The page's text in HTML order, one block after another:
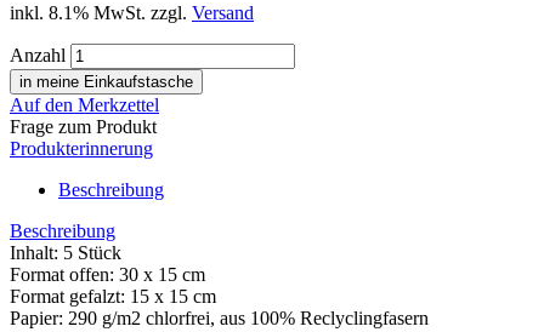
inkl. 8.1% MwSt. zzgl. Versand
Anzahl
Auf den Merkzettel
Frage zum Produkt
Produkterinnerung
Beschreibung
Beschreibung
Inhalt: 5 Stück
Format offen: 30 x 15 cm
Format gefalzt: 15 x 15 cm
Papier: 290 g/m2 chlorfrei, aus 100% Reclyclingfasern